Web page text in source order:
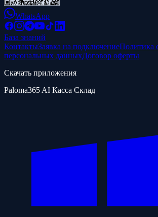
WhatsApp
База знаний
КонтактыЗаявка на подключениеПолитика
персональных данныхДоговор оферты
Скачать приложения
Paloma365 AI Касса Склад